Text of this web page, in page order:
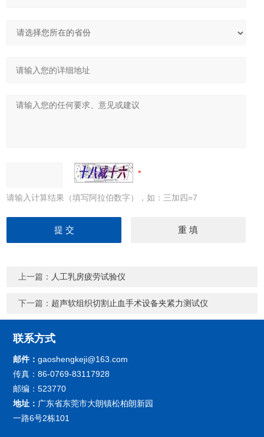
请输入计算结果（填写阿拉伯数字），如：三加四=7
上一篇： 人工乳房疲劳试验仪
下一篇： 超声软组织切割止血手术设备夹紧力测试仪
联系方式
邮件：gaoshengkeji@163.com
传真：86-0769-83117928
邮编：523770
地址： 广东省东莞市大朗镇松柏朗新园
一路6号2栋101